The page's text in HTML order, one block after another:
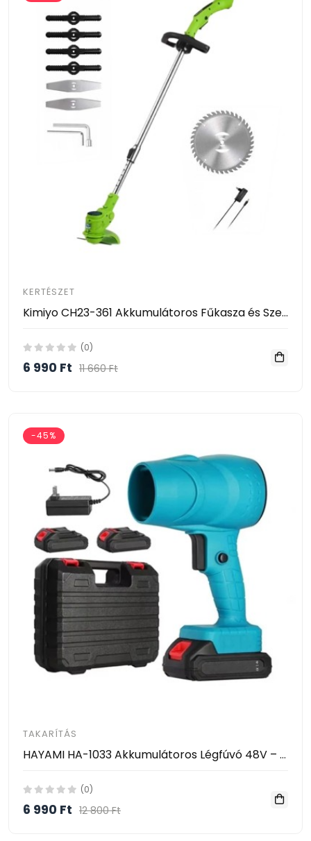
KERTÉSZET
Kimiyo CH23-361 Akkumulátoros Fűkasza és Szegélynyíró 24V – 2 Akkumulátorral
(0)
6 990 Ft 11 660 Ft
-45%
TAKARÍTÁS
HAYAMI HA-1033 Akkumulátoros Légfúvó 48V – Vezeték Nélküli Tisztító Ventilátor 2 Akkumulátorral
(0)
6 990 Ft 12 800 Ft